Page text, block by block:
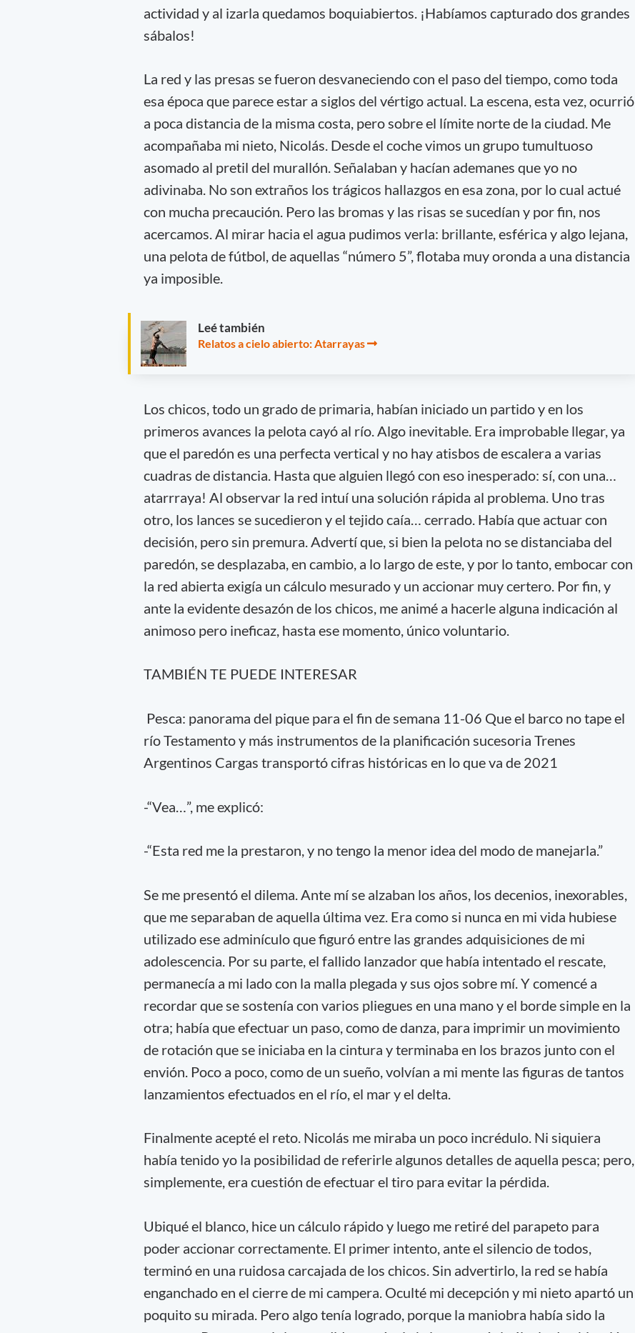
actividad y al izarla quedamos boquiabiertos. ¡Habíamos capturado dos grandes
sábalos!
La red y las presas se fueron desvaneciendo con el paso del tiempo, como toda
esa época que parece estar a siglos del vértigo actual. La escena, esta vez, ocurrió
a poca distancia de la misma costa, pero sobre el límite norte de la ciudad. Me
acompañaba mi nieto, Nicolás. Desde el coche vimos un grupo tumultuoso
asomado al pretil del murallón. Señalaban y hacían ademanes que yo no
adivinaba. No son extraños los trágicos hallazgos en esa zona, por lo cual actué
con mucha precaución. Pero las bromas y las risas se sucedían y por fin, nos
acercamos. Al mirar hacia el agua pudimos verla: brillante, esférica y algo lejana,
una pelota de fútbol, de aquellas “número 5”, flotaba muy oronda a una distancia
ya imposible.
Leé también
Relatos a cielo abierto: Atarrayas
Los chicos, todo un grado de primaria, habían iniciado un partido y en los
primeros avances la pelota cayó al río. Algo inevitable. Era improbable llegar, ya
que el paredón es una perfecta vertical y no hay atisbos de escalera a varias
cuadras de distancia. Hasta que alguien llegó con eso inesperado: sí, con una…
atarrraya! Al observar la red intuí una solución rápida al problema. Uno tras
otro, los lances se sucedieron y el tejido caía… cerrado. Había que actuar con
decisión, pero sin premura. Advertí que, si bien la pelota no se distanciaba del
paredón, se desplazaba, en cambio, a lo largo de este, y por lo tanto, embocar con
la red abierta exigía un cálculo mesurado y un accionar muy certero. Por fin, y
ante la evidente desazón de los chicos, me animé a hacerle alguna indicación al
animoso pero ineficaz, hasta ese momento, único voluntario.
TAMBIÉN TE PUEDE INTERESAR
Pesca: panorama del pique para el fin de semana 11-06 Que el barco no tape el
río Testamento y más instrumentos de la planificación sucesoria Trenes
Argentinos Cargas transportó cifras históricas en lo que va de 2021
-“Vea…”, me explicó:
-“Esta red me la prestaron, y no tengo la menor idea del modo de manejarla.”
Se me presentó el dilema. Ante mí se alzaban los años, los decenios, inexorables,
que me separaban de aquella última vez. Era como si nunca en mi vida hubiese
utilizado ese adminículo que figuró entre las grandes adquisiciones de mi
adolescencia. Por su parte, el fallido lanzador que había intentado el rescate,
permanecía a mi lado con la malla plegada y sus ojos sobre mí. Y comencé a
recordar que se sostenía con varios pliegues en una mano y el borde simple en la
otra; había que efectuar un paso, como de danza, para imprimir un movimiento
de rotación que se iniciaba en la cintura y terminaba en los brazos junto con el
envión. Poco a poco, como de un sueño, volvían a mi mente las figuras de tantos
lanzamientos efectuados en el río, el mar y el delta.
Finalmente acepté el reto. Nicolás me miraba un poco incrédulo. Ni siquiera
había tenido yo la posibilidad de referirle algunos detalles de aquella pesca; pero,
simplemente, era cuestión de efectuar el tiro para evitar la pérdida.
Ubiqué el blanco, hice un cálculo rápido y luego me retiré del parapeto para
poder accionar correctamente. El primer intento, ante el silencio de todos,
terminó en una ruidosa carcajada de los chicos. Sin advertirlo, la red se había
enganchado en el cierre de mi campera. Oculté mi decepción y mi nieto apartó un
poquito su mirada. Pero algo tenía logrado, porque la maniobra había sido la